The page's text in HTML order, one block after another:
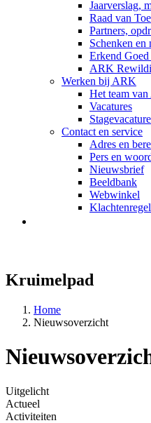
Jaarverslag,
Raad van
Partners,
Schenken en
Erkend
ARK
Werken bij ARK
Het team
Vacatures
Contact en service
Adres en
Pers en
Nieuwsbrief
Beeldbank
Webwinkel
Kruimelpad
Home
Nieuwsoverzicht
Uitgelicht
Actueel
Activiteiten